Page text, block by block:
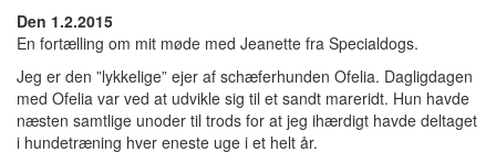
Den 1.2.2015
En fortælling om mit møde med Jeanette fra Specialdogs.
Jeg er den ”lykkelige” ejer af schæferhunden Ofelia. Dagligdagen
med Ofelia var ved at udvikle sig til et sandt mareridt. Hun havde
næsten samtlige unoder til trods for at jeg ihærdigt havde deltaget
i hundetræning hver eneste uge i et helt år.